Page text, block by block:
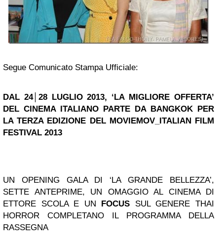
Segue Comunicato Stampa Ufficiale:
DAL 24│28 LUGLIO 2013, ‘LA MIGLIORE OFFERTA’
DEL CINEMA ITALIANO PARTE DA BANGKOK PER
LA TERZA EDIZIONE DEL MOVIEMOV_ITALIAN FILM
FESTIVAL 2013
UN OPENING GALA DI ‘LA GRANDE BELLEZZA’,
SETTE ANTEPRIME, UN OMAGGIO AL CINEMA DI
ETTORE SCOLA E UN
FOCUS SUL GENERE THAI
HORROR COMPLETANO IL PROGRAMMA DELLA
RASSEGNA